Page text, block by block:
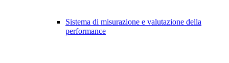
Sistema di misurazione e valutazione della
performance